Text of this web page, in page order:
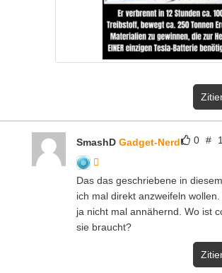
0 #
SmashD Gadget-Nerd
Das das geschriebene in
ich mal direkt anzweifeln
ja nicht mal annähernd. Wo ist
sie braucht?